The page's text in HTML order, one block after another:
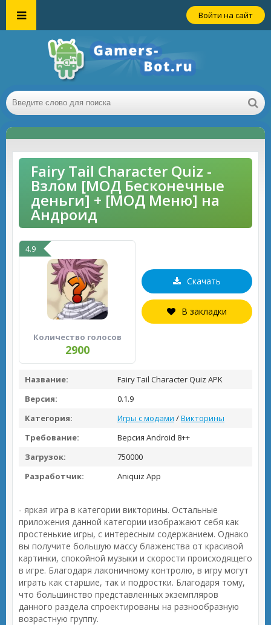
Войти на сайт
Fairy Tail Character Quiz -
Взлом [МОД Бесконечные
деньги] + [МОД Меню] на
Андроид
4.9
Количество голосов
2900
Скачать
В закладки
Название:
Fairy Tail Character Quiz APK
Версия:
0.1.9
Категория:
Игры с модами /Викторины
Требование:
Версия Android 8++
Загрузок:
750000
Разработчик:
Aniquiz App
- яркая игра в категории викторины. Остальные
приложения данной категории изображают себя как
простенькие игры, с интересным содержанием. Однако
вы получите большую массу блаженства от красивой
картинки, спокойной музыки и скорости происходящего
в игре. Благодаря лаконичному контролю, в игру могут
играть как старшие, так и подростки. Благодаря тому,
что большинство представленных экземпляров
данного раздела спроектированы на разнообразную
возрастную группу.